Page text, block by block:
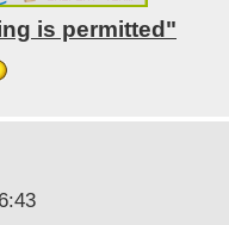
is permitted"